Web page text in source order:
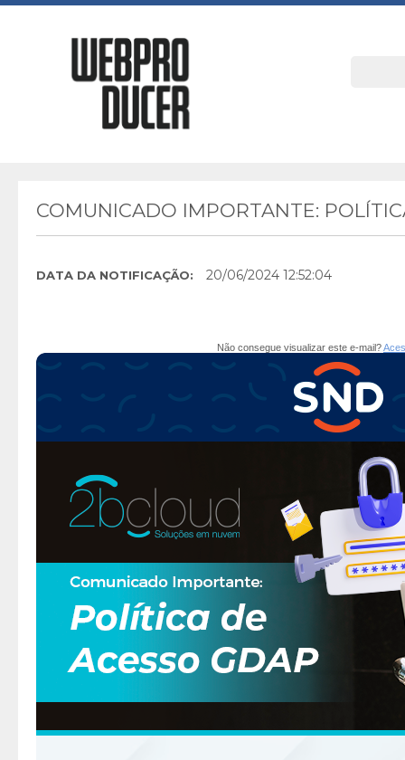
COMUNICADO IMPORTANTE:
DATA DA NOTIFICAÇÃO: 20/06/2024 12:52:04
Não consegue visualizar este e-mail?